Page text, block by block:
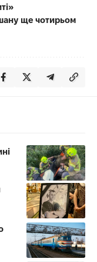
ще чотирьом